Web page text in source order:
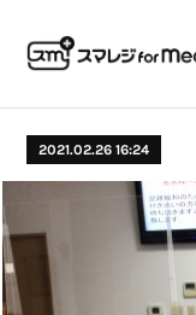
2021.02.26 16:24